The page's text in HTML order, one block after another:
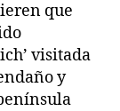
que
visitada
y